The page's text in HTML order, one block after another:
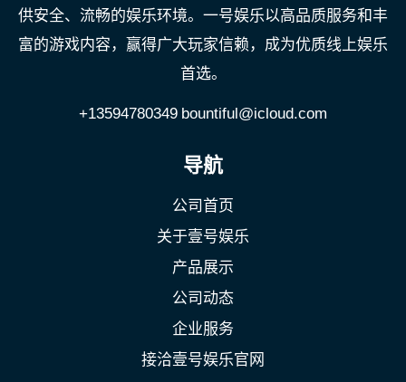
供安全、流畅的娱乐环境。一号娱乐以高品质服务和丰
富的游戏内容，赢得广大玩家信赖，成为优质线上娱乐
首选。
+13594780349 bountiful@icloud.com
导航
公司首页
关于壹号娱乐
产品展示
公司动态
企业服务
接洽壹号娱乐官网